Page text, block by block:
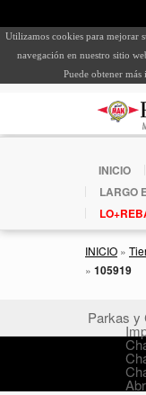
Utilizamos cookies para mejorar
navegación en nuestro sitio
Puede obtener
INICIO
LARGO
INICIO »
» 105919
Parkas y